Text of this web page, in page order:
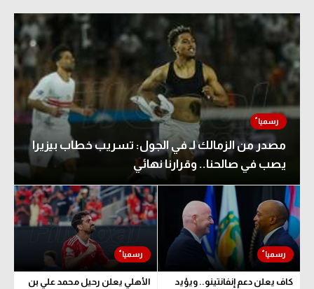
مصدر من الزمالك لـ في الجول: تسريب خطاب بيزيرا
يصب في صالحنا.. وقرارنا نهائي
كاف يعلن دعم إنفانتينو.. ويؤيد
الأهلي يعلن رحيل محمد علي بن